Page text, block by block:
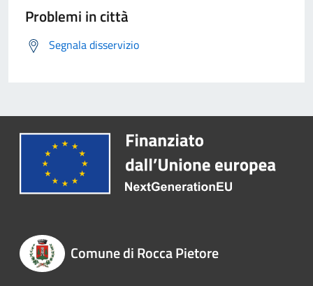
Problemi in città
Segnala disservizio
Comune di Rocca Pietore